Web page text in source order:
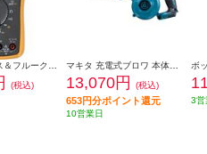
(税込)
13,070円 (税込)
653円分ポイント還元
10営業日
3営